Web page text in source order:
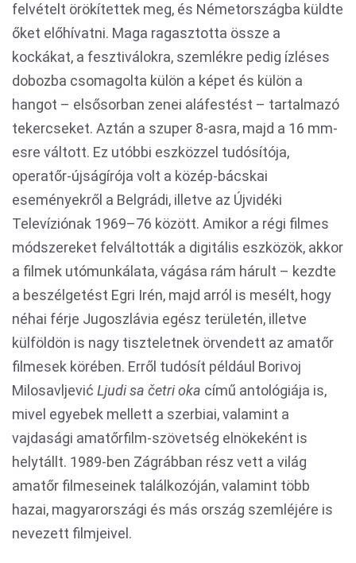
felvételt örökítettek meg, és Németországba küldte
őket előhívatni. Maga ragasztotta össze a
kockákat, a fesztiválokra, szemlékre pedig ízléses
dobozba csomagolta külön a képet és külön a
hangot – elsősorban zenei aláfestést – tartalmazó
tekercseket. Aztán a szuper 8-asra, majd a 16 mm-
esre váltott. Ez utóbbi eszközzel tudósítója,
operatőr-újságírója volt a közép-bácskai
eseményekről a Belgrádi, illetve az Újvidéki
Televíziónak 1969–76 között. Amikor a régi filmes
módszereket felváltották a digitális eszközök, akkor
a filmek utómunkálata, vágása rám hárult – kezdte
a beszélgetést Egri Irén, majd arról is mesélt, hogy
néhai férje Jugoszlávia egész területén, illetve
külföldön is nagy tiszteletnek örvendett az amatőr
filmesek körében. Erről tudósít például Borivoj
Milosavljević Ljudi sa četri oka című antológiája is,
mivel egyebek mellett a szerbiai, valamint a
vajdasági amatőrfilm-szövetség elnökeként is
helytállt. 1989-ben Zágrábban rész vett a világ
amatőr filmeseinek találkozóján, valamint több
hazai, magyarországi és más ország szemléjére is
nevezett filmjeivel.